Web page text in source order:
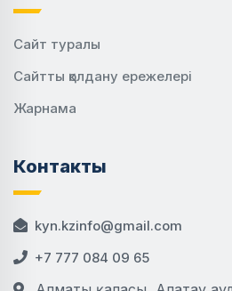
Сайт туралы
Сайтты қолдану ережелері
Жарнама
Контакты
kyn.kzinfo@gmail.com
+7 777 084 09 65